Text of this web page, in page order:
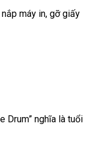
máy in, gỡ giấy
Drum” nghĩa là tuổi